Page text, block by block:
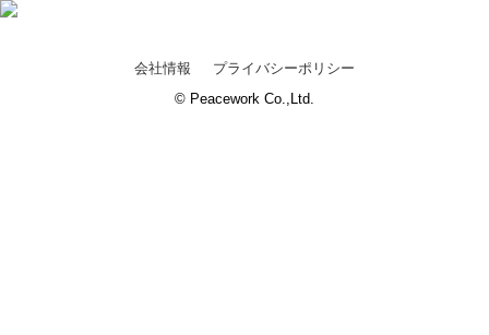
会社情報
プライバシーポリシー
© Peacework Co.,Ltd.